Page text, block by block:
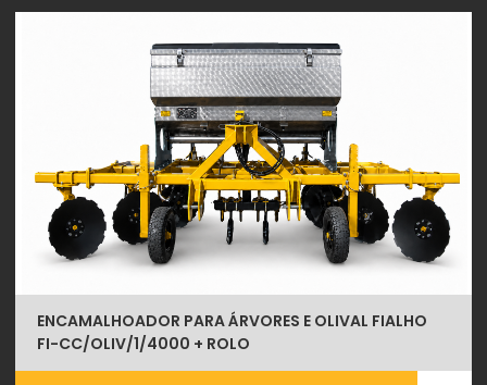
ENCAMALHOADOR PARA ÁRVORES E OLIVAL FIALHO
FI-CC/OLIV/1/4000 + ROLO